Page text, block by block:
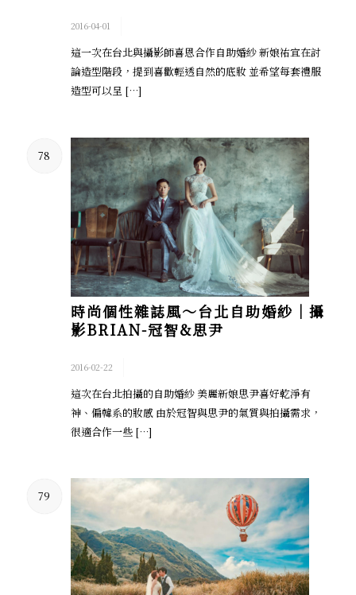
2016-04-01
這一次在台北與攝影師喜恩合作自助婚紗 新娘祐宜在討
論造型階段，提到喜歡輕透自然的底妝 並希望每套禮服
造型可以呈 […]
78
時尚個性雜誌風～台北自助婚紗│攝
影BRIAN-冠智&思尹
2016-02-22
這次在台北拍攝的自助婚紗 美麗新娘思尹喜好乾淨有
神、偏韓系的妝感 由於冠智與思尹的氣質與拍攝需求，
很適合作一些 […]
79